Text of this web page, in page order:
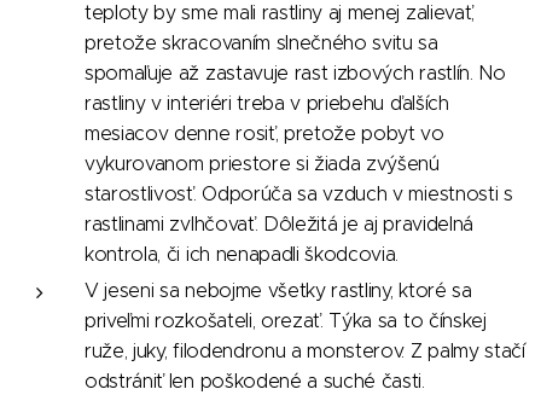
teploty by sme mali rastliny aj menej zalievať,
pretože skracovaním slnečného svitu sa
spomaľuje až zastavuje rast izbových rastlín. No
rastliny v interiéri treba v priebehu ďalších
mesiacov denne rosiť, pretože pobyt vo
vykurovanom priestore si žiada zvýšenú
starostlivosť. Odporúča sa vzduch v miestnosti s
rastlinami zvlhčovať. Dôležitá je aj pravidelná
kontrola, či ich nenapadli škodcovia.
V jeseni sa nebojme všetky rastliny, ktoré sa
priveľmi rozkošateli, orezať. Týka sa to čínskej
ruže, juky, filodendronu a monsterov. Z palmy stačí
odstrániť len poškodené a suché časti.